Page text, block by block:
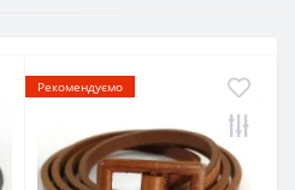
Рекомендуємо